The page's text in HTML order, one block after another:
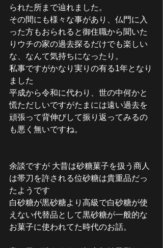
られた所まで辿れました。
その間にも様々な事があり、仏門に入
った方もおられると御住職から聞いた
りウチの家の過去探るだけでも楽しい
な、なんて気持ちになったり。
私事ですがかなり実りの有る1年となり
ました
平成から令和に代わり、世の中何かと
慌ただしいですがたまには遠い過去を
頑張って背伸びして振り返ってみるの
も悪く無いですね。
余談ですが 大昔は砂糖菓子を扱う商人
は帯刀を許される位砂糖は貴重品だっ
たようです
白砂糖が黒砂糖より高級で白砂糖が使
えない代替品として黒砂糖が一般的な
お菓子に使われてた時代のお話。